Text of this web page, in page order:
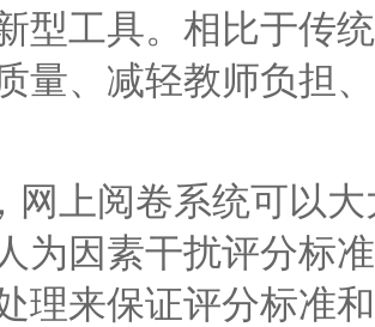
型工具。相比于传
量、减轻教师负担
上阅卷系统可以大
为因素干扰评分标
理来保证评分标准